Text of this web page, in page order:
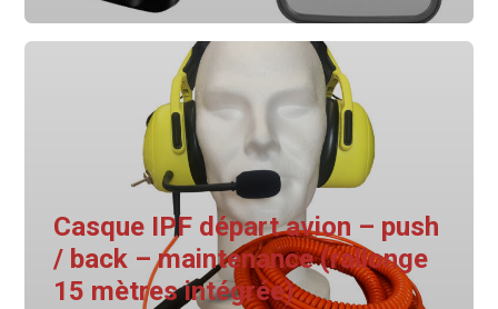
Casque IPF départ avion – push
/ back – maintenance (rallonge
15 mètres intégrée)